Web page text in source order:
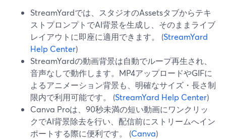
StreamYardでは、スタジオのAssetsタブからテキ
ストプロンプトでAI背景を生成し、そのままライブ
レイアウトに即座に適用できます。 (StreamYard
Help Center)
StreamYardの動画背景は自動でループ再生され、
音声なしで動作します。MP4アップロードやGIFに
よるアニメーション背景も、明確なサイズ・長さ制
限内で利用可能です。 (StreamYard Help Center)
Canva Proは、90秒未満の短い動画にワンクリッ
クでAI背景除去を行い、配信前にストリームへイン
ポートする際に便利です。 (Canva)